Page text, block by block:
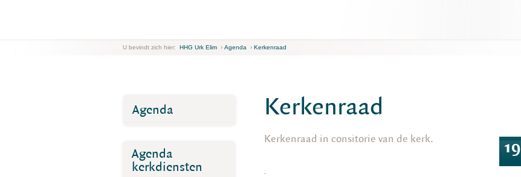
U bevindt zich hier: HHG Urk Elim › Agenda › Kerkenraad
Kerkenraad
Kerkenraad in consitorie van de kerk. 19
.
Agenda
Agenda
kerkdiensten